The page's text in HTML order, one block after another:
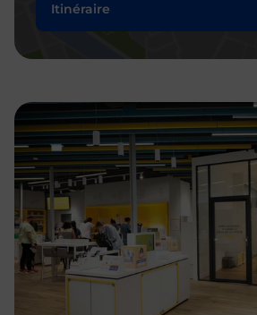
Itinéraire